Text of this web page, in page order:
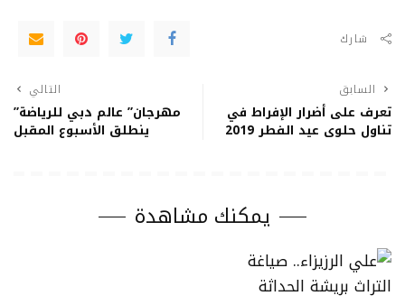
شارك
السابق
تعرف على أضرار الإفراط في
تناول حلوى عيد الفطر 2019
التالي
مهرجان” عالم دبي للرياضة”
ينطلق الأسبوع المقبل
يمكنك مشاهدة